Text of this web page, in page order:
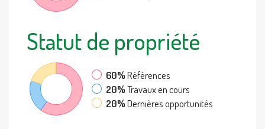
Statut de propriété
60%Références
20%Travaux en cours
20%Dernières opportunités